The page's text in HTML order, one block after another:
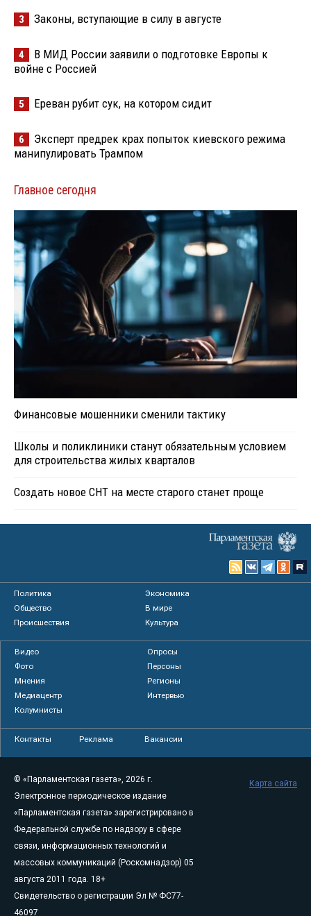
3 Законы, вступающие в силу в августе
4
В МИД России заявили о подготовке Европы к
войне с Россией
5 Ереван рубит сук, на котором сидит
6
Эксперт предрек крах попыток киевского режима
манипулировать Трампом
Главное сегодня
Финансовые мошенники сменили тактику
Школы и поликлиники станут обязательным условием
для строительства жилых кварталов
Создать новое СНТ на месте старого станет проще
Политика
Экономика
Общество
В мире
Происшествия
Культура
Видео
Опросы
Фото
Персоны
Мнения
Регионы
Медиацентр
Интервью
Колумнисты
Контакты Реклама Вакансии
© «Парламентская газета», 2026 г.
Электронное периодическое издание
«Парламентская газета» зарегистрировано в
Федеральной службе по надзору в сфере
связи, информационных технологий и
массовых коммуникаций (Роскомнадзор) 05
августа 2011 года. 18+
Свидетельство о регистрации Эл № ФС77-
46097
Карта сайта